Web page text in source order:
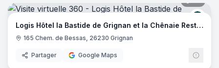
Logis Hôtel la Bastide de Grignan et la Chênaie Restaurant
165 Chem. de Bessas, 26230 Grignan
Partager Google Maps